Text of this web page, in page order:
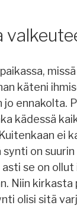
käteni
jo ennakolta.
kädessä
ei
on
se on ollut
Niin kirkasta
olisi sitä